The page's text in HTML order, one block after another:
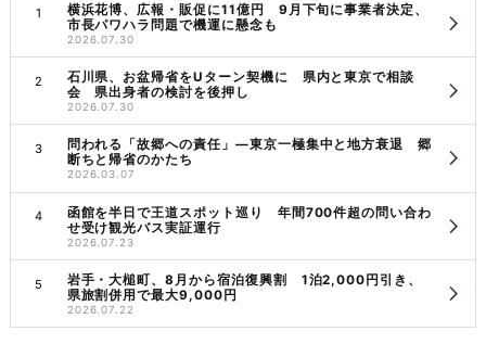
横浜花博、広報・販促に11億円 9月下旬に事業者決定、
市長パワハラ問題で機運に懸念も
2026.07.30
石川県、お盆帰省をUターン契機に 県内と東京で相談
会 県出身者の検討を後押し
2026.07.30
問われる「故郷への責任」―東京一極集中と地方衰退 郷
断ちと帰省のかたち
2026.03.07
函館を半日で王道スポット巡り 年間700件超の問い合わ
せ受け観光バス実証運行
2026.07.23
岩手・大槌町、8月から宿泊復興割 1泊2,000円引き、
県旅割併用で最大9,000円
2026.07.22